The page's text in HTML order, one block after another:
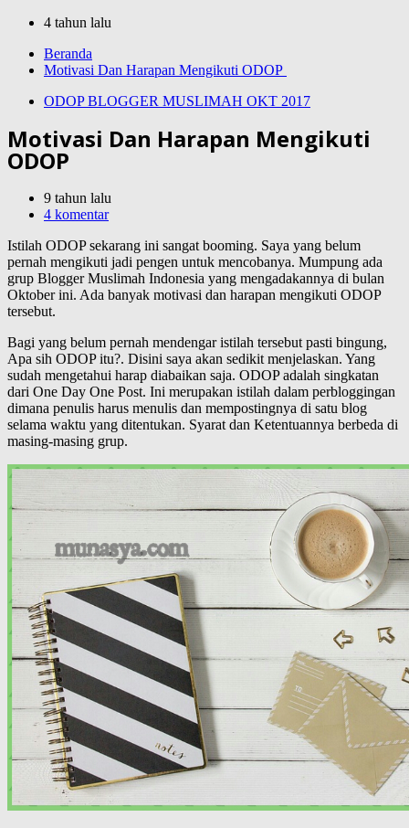
4 tahun lalu
Beranda
Motivasi Dan Harapan Mengikuti ODOP
ODOP BLOGGER MUSLIMAH OKT 2017
Motivasi Dan Harapan Mengikuti
ODOP
9 tahun lalu
4 komentar
Istilah ODOP sekarang ini sangat booming. Saya yang belum
pernah mengikuti jadi pengen untuk mencobanya. Mumpung ada
grup Blogger Muslimah Indonesia yang mengadakannya di bulan
Oktober ini. Ada banyak motivasi dan harapan mengikuti ODOP
tersebut.
Bagi yang belum pernah mendengar istilah tersebut pasti bingung,
Apa sih ODOP itu?. Disini saya akan sedikit menjelaskan. Yang
sudah mengetahui harap diabaikan saja. ODOP adalah singkatan
dari One Day One Post. Ini merupakan istilah dalam perbloggingan
dimana penulis harus menulis dan mempostingnya di satu blog
selama waktu yang ditentukan. Syarat dan Ketentuannya berbeda di
masing-masing grup.